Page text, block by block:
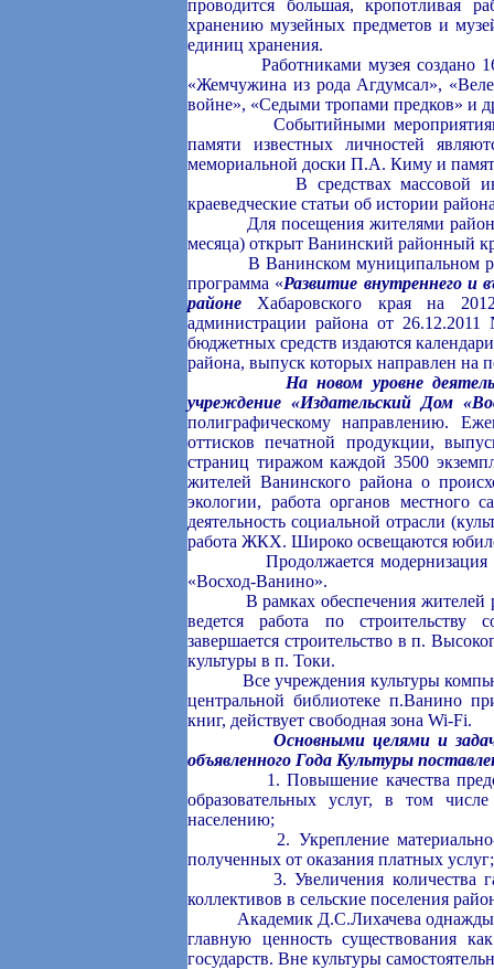
проводится большая, кропотливая
хранению музейных предметов и
единиц хранения.
Работниками музея создано 16
«Жемчужина из рода Агдумсал»,
войне», «Седыми тропами предков» и
Событийными мероприятиями
памяти известных личностей
мемориальной доски П.А. Киму и
В средствах массовой
краеведческие статьи об истории
Для посещения жителями района в
месяца) открыт Ванинский районный
В Ванинском муниципальном
программа «Развитие внутреннего и
районе Хабаровского края на
администрации района от
бюджетных средств издаются
района, выпуск которых направлен на
На новом уровне
учреждение «Издательский Дом
полиграфическому направлению.
оттисков печатной продукции,
страниц тиражом каждой 3500
жителей Ванинского района о
экологии, работа органов местного
деятельность социальной отрасли
работа ЖКХ. Широко освещаются
Продолжается модернизация
«Восход-Ванино».
В рамках обеспечения жителей
ведется работа по строительству
завершается строительство в п.
культуры в п. Токи.
Все учреждения культуры
центральной библиотеке п.Ванино
книг, действует свободная зона Wi-Fi.
Основными целями и
объявленного Года Культуры
1. Повышение качества
образовательных услуг, в том
населению;
2. Укрепление материально-
полученных от оказания платных услуг;
3. Увеличения количества
коллективов в сельские поселения
Академик Д.С.Лихачева однажды
главную ценность существования
государств. Вне культуры